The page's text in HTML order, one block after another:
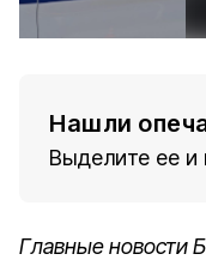
Нашли
Выделите ее и
Главные новости